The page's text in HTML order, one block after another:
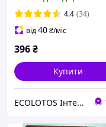
4.4 (34)
від40₴/міс
396₴
Купити
ECOLOTOS Інтернет-магазин натуральних продуктів харчування